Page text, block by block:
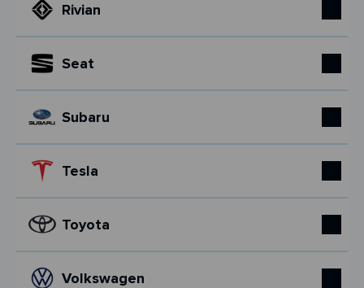
Rivian
Seat
Subaru
Tesla
Toyota
Volkswagen